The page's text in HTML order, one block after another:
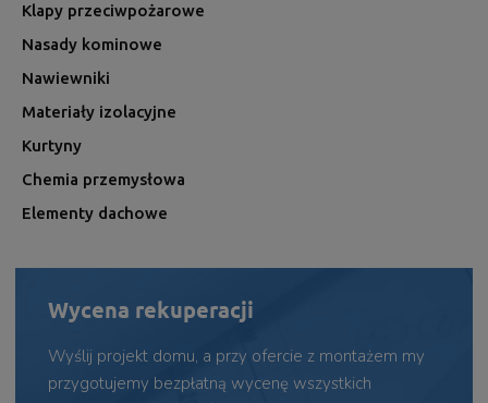
Klapy przeciwpożarowe
Nasady kominowe
Nawiewniki
Materiały izolacyjne
Kurtyny
Chemia przemysłowa
Elementy dachowe
Wycena rekuperacji
Wyślij projekt domu, a przy ofercie z montażem my
przygotujemy bezpłatną wycenę wszystkich